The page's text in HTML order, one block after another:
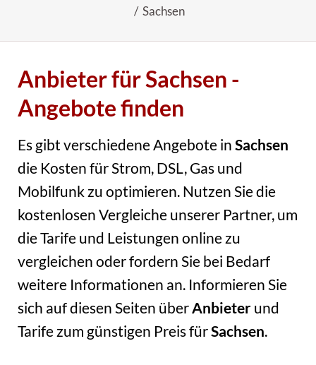
Sachsen
Anbieter für Sachsen -
Angebote finden
Es gibt verschiedene Angebote inSachsen
die Kosten für Strom, DSL, Gas und
Mobilfunk zu optimieren. Nutzen Sie die
kostenlosen Vergleiche unserer Partner, um
die Tarife und Leistungen online zu
vergleichen oder fordern Sie bei Bedarf
weitere Informationen an. Informieren Sie
sich auf diesen Seiten überAnbieterund
Tarife zum günstigen Preis fürSachsen.